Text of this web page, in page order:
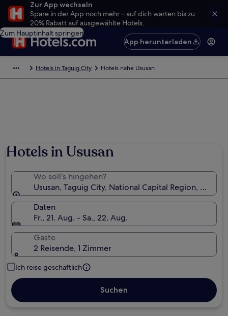
Zur App wechseln
Spare in der App noch mehr – auf dich warten bis zu
20% Rabatt auf ausgewählte Hotels.
Zum Hauptinhalt springen
App herunterladen
Hotels in Taguig City Hotels nahe Ususan
Hotels in Ususan
Wo soll’s hingehen?
Ususan, Taguig City, National Capital Region,
Daten
Fr., 21. Aug. - Sa., 22. Aug.
Gäste
2 Reisende, 1 Zimmer
Ich reise geschäftlich
Suchen